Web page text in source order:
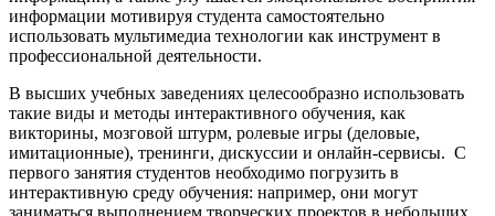
информации мотивируя студента самостоятельно
использовать мультимедиа технологии как инструмент в
профессиональной деятельности.
В высших учебных заведениях целесообразно использовать
такие виды и методы интерактивного обучения, как
викторины, мозговой штурм, ролевые игры (деловые,
имитационные), тренинги, дискуссии и онлайн-сервисы. С
первого занятия студентов необходимо погрузить в
интерактивную среду обучения: например, они могут
заниматься выполнением творческих проектов в небольших